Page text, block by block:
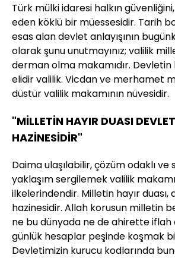
Türk mülki idaresi halkın
eden köklü bir müessesidir. Tarih
esas alan devlet anlayışının
olarak şunu unutmayınız; valilik
derman olma makamıdır.
elidir valilik. Vicdan ve merhamet
düstür valilik makamının nüvesidir.
"MİLLETİN HAYIR DUASI
HAZİNESİDİR"
Daima ulaşılabilir, çözüm odaklı ve
yaklaşım sergilemek valilik
ilkelerindendir. Milletin hayır
hazinesidir. Allah korusun milletin
ne bu dünyada ne de ahirette iflah
günlük hesaplar peşinde koşmak
Devletimizin kurucu kodlarında